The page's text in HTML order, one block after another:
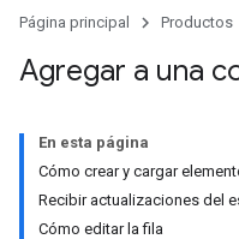
Página principal Productos
Agregar a una
En esta página
Cómo crear y cargar
Recibir actualizaciones del
Cómo editar la fila